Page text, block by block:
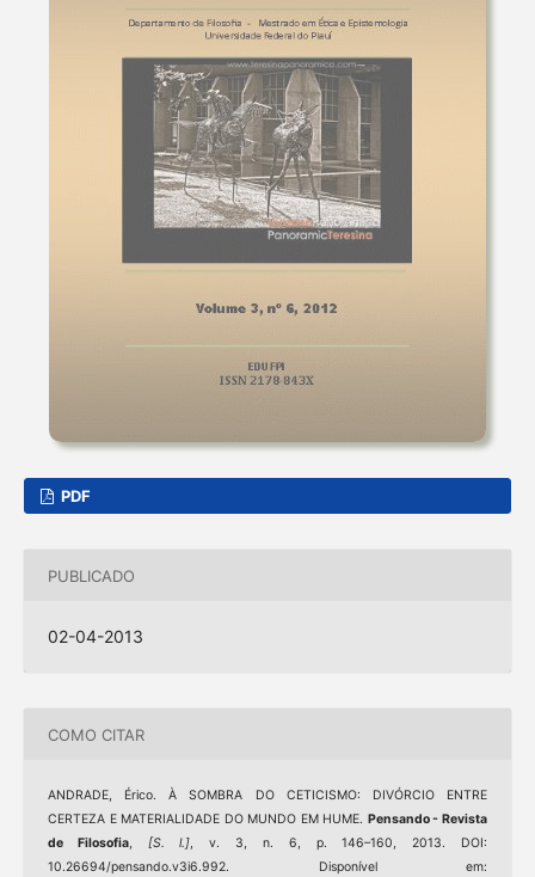
PDF
PUBLICADO
02-04-2013
COMO CITAR
ANDRADE, Érico. À SOMBRA DO CETICISMO: DIVÓRCIO ENTRE
CERTEZA E MATERIALIDADE DO MUNDO EM HUME. Pensando - Revista
de Filosofia, [S. l.], v. 3, n. 6, p. 146–160, 2013. DOI:
10.26694/pensando.v3i6.992. Disponível em: